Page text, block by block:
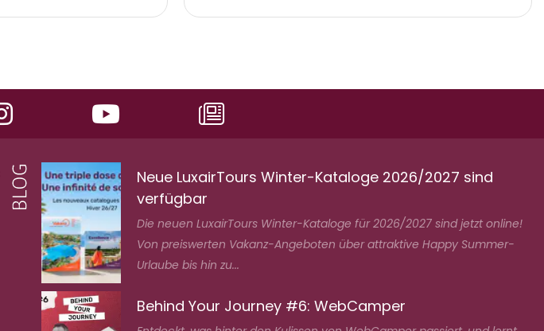
Neue LuxairTours Winter-Kataloge 2026/2027 sind
verfügbar
Die neuen LuxairTours Winter-Kataloge für 2026/2027 sind jetzt online!
Von preiswerten Vakanz-Angeboten über attraktive Happy Summer-
Urlaube bis hin zu...
Behind Your Journey #6: WebCamper